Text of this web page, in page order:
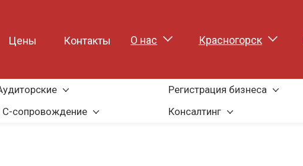
Цены Контакты О нас Красногорск
Регистрация бизнеса
сопровождение Консалтинг